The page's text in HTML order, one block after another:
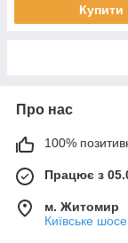
Купити
Про нас
100%
Працює з
м. Житомир
Київське